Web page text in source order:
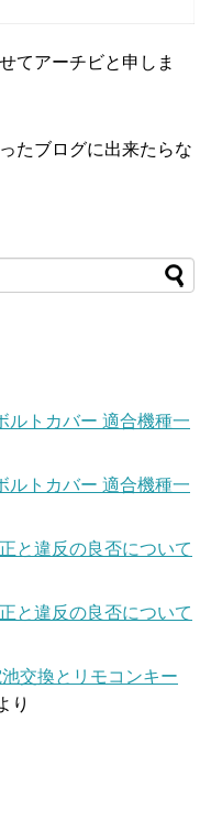
てアーチビと申しま
たブログに出来たらな
ルトカバー 適合機種一
ルトカバー 適合機種一
と違反の良否について
と違反の良否について
交換とリモコンキー
り